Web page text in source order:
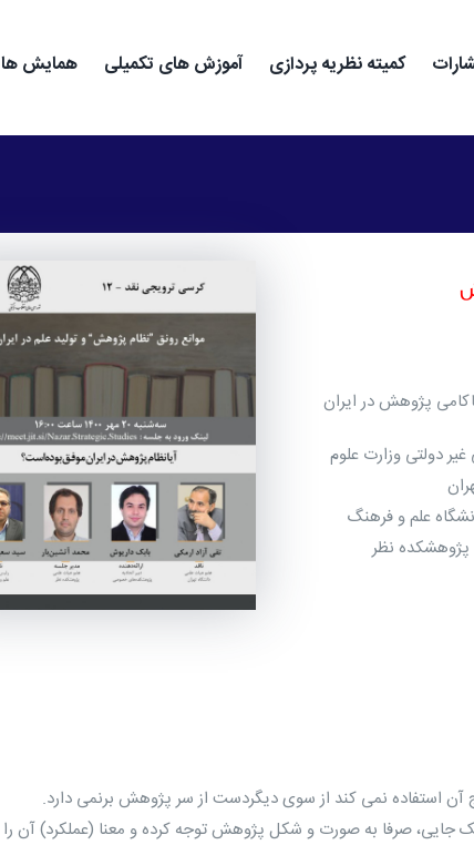
کمیته نظریه پردازی آموزش های تکمیلی همایش ها
پژوهش در ایران
دولتی وزارت علوم
علم و فرهنگ
نظر
صرفا به صورت و شکل پژوهش توجه کرده و معنا (عملکرد) آن را